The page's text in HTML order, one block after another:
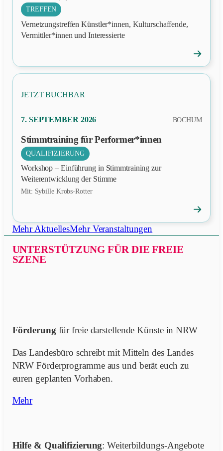
TREFFEN
Vernetzungstreffen Künstler*innen, Kulturschaffende,
Vermittler*innen und Interessierte
öffnen
→
PRÄSENZ
JETZT BUCHBAR
7. SEPTEMBER 2026 BOCHUM
Stimmtraining für Performer*innen
QUALIFIZIERUNG
Workshop – Einführung in Stimmtraining zur
Weiterentwicklung der Stimme
Mit: Sybille Krobs-Rotter
öffnen
→
Mehr AktuellesMehr Veranstaltungen
UNTERSTÜTZUNG FÜR DIE FREIE
SZENE
Förderung für freie darstellende Künste in NRW
Das Landesbüro schreibt mit Mitteln des Landes
NRW Förderprogramme aus und berät euch zu
euren geplanten Vorhaben.
Mehr
Hilfe & Qualifizierung: Weiterbildungs-Angebote